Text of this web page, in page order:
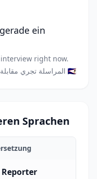
ein
right now.
🇸🇦 المراسلة تجري مقابلة الآن.
Sprachen